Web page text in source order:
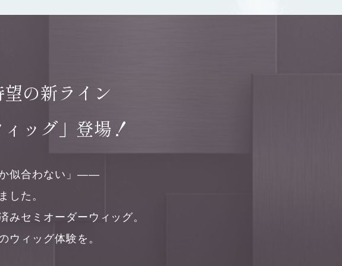
望の新ライン
ッグ」登場！
か似合わない」——
した。
みセミオーダーウィッグ。
ウィッグ体験を。